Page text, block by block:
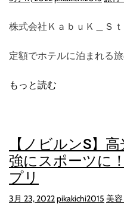
株式会社ＫａｂｕＫ＿Ｓｔ
定額でホテルに泊まれる
もっと読む
【ノビルンS】
強にスポーツに
プリ
3月 23, 2022pikakichi2015 美